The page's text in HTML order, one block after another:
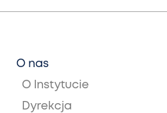
O nas
O Instytucie
Dyrekcja